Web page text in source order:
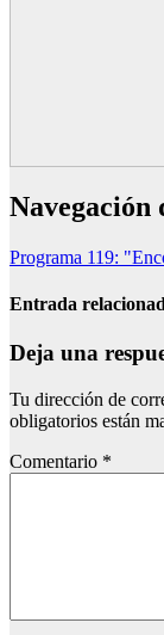
Navegación
Programa 119:
Entrada
Deja una
Tu dirección de
obligatorios están
Comentario *